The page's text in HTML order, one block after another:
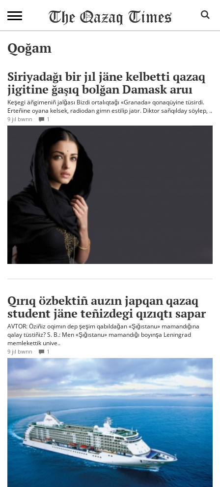
Qoğam
Siriyadağı bir jıl jäne kelbetti qazaq
jigitine ğaşıq bolğan Damask aruı
Keşegi äñgimeniñ jalğası Bizdi ortalıqtağı «Granada» qonaqüyine tüsirdi.
Erteñine oyana kelsek, radiodan gimn estilip jatır. Diktor sañqılday söylep, ..
9 jıl bwrın 1
Qırıq özbektiñ auzın japqan qazaq
student jäne teñizdegi qızıqtı sapar
AVTOR: Öziñiz oqimın dep şeşim qabıldağan «Şığıstanu» mamandığına
qalay tüstiñiz? S. B.: Men «Şığıstanu» mamandığı boyınşa Leningrad
memlekettik unive..
9 jıl bwrın 1